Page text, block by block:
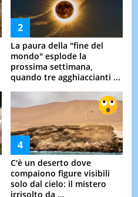
La paura della "fine del
mondo" esplode la
prossima settimana,
quando tre agghiaccianti ...
C'è un deserto dove
compaiono figure visibili
solo dal cielo: il mistero
irrisolto da ...